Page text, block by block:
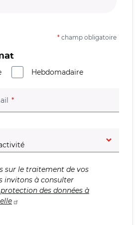
* champ obligatoire
Hebdomadaire
(champ obligatoire)
sur le traitement de vos
invitons à consulter
des données à